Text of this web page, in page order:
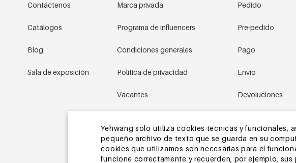
Yehwang solo utiliza cookies técnicas y funcionales,
pequeño archivo de texto que se guarda en su
cookies que utilizamos son necesarias para el
funcione correctamente y recuerden, por ejemplo,
Contáctenos
Catálogos
Blog
Sala de exposición
Marca privada
Programa de influencers
Condiciones generales
Política de privacidad
Vacantes
Mapa del sitio
Pedido
Pre-pedido
Pago
Envío
Devoluciones
Otras preguntas